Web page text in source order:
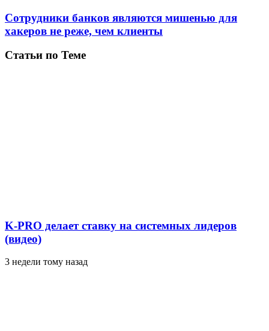
Сотрудники банков являются мишенью для
хакеров не реже, чем клиенты
Статьи по Теме
K-PRO делает ставку на системных лидеров
(видео)
3 недели тому назад